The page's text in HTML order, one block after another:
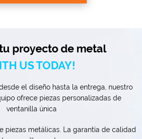
proyecto de metal
US TODAY!
el diseño hasta la entrega, nuestro
ofrece piezas personalizadas de
ventanilla única
piezas metálicas. La garantía de calidad